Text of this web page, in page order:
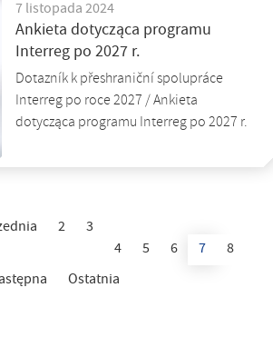
7 listopada 2024
Ankieta dotycząca programu
Interreg po 2027 r.
Dotazník k přeshraniční spolupráce
Interreg po roce 2027 / Ankieta
dotycząca programu Interreg po 2027 r.
2
3
4
5 6 7
8
Ostatnia